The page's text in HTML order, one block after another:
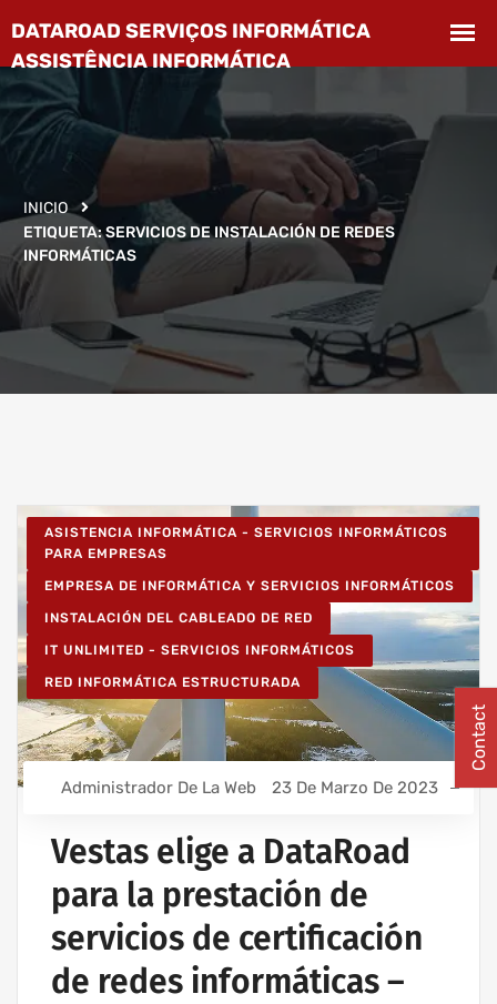
INICIO
ETIQUETA:SERVICIOS DE INSTALACIÓN DE REDES
INFORMÁTICAS
ASISTENCIA INFORMÁTICA - SERVICIOS INFORMÁTICOS
PARA EMPRESAS
EMPRESA DE INFORMÁTICA Y SERVICIOS INFORMÁTICOS
INSTALACIÓN DEL CABLEADO DE RED
IT UNLIMITED - SERVICIOS INFORMÁTICOS
RED INFORMÁTICA ESTRUCTURADA
Administrador De La Web 23 De Marzo De 2023
Vestas elige a DataRoad
para la prestación de
servicios de certificación
de redes informáticas –
Contact